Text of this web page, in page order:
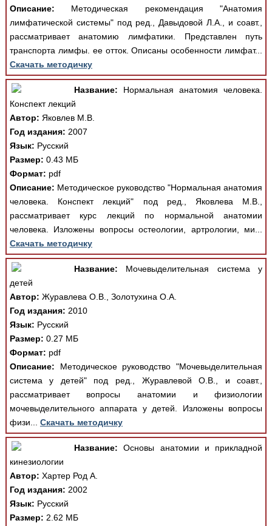
Описание: Методическая рекомендация "Анатомия
лимфатической системы" под ред., Давыдовой Л.А., и соавт.,
рассматривает анатомию лимфатики. Представлен путь
транспорта лимфы. ее отток. Описаны особенности лимфат...
Скачать методичку
Название: Нормальная анатомия человека.
Конспект лекций
Автор: Яковлев М.В.
Год издания: 2007
Язык: Русский
Размер: 0.43 МБ
Формат: pdf
Описание: Методическое руководство "Нормальная анатомия
человека. Конспект лекций" под ред., Яковлева М.В.,
рассматривает курс лекций по нормальной анатомии
человека. Изложены вопросы остеологии, артрологии, ми...
Скачать методичку
Название: Мочевыделительная система у
детей
Автор: Журавлева О.В., Золотухина О.А.
Год издания: 2010
Язык: Русский
Размер: 0.27 МБ
Формат: pdf
Описание: Методическое руководство "Мочевыделительная
система у детей" под ред., Журавлевой О.В., и соавт.,
рассматривает вопросы анатомии и физиологии
мочевыделительного аппарата у детей. Изложены вопросы
физи... Скачать методичку
Название: Основы анатомии и прикладной
кинезиологии
Автор: Хартер Род А.
Год издания: 2002
Язык: Русский
Размер: 2.62 МБ